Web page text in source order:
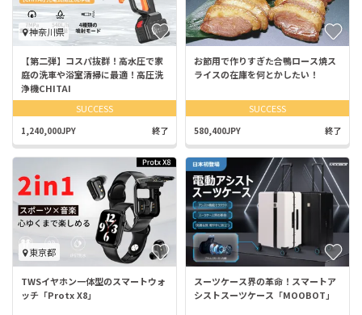
神奈川県
【第二弾】コスパ抜群！高水圧で家
庭の洗車や浴室清掃に最適！高圧洗
浄機CHITAI
SUCCESS
1,240,000JPY 終了
お節用で作りすぎた合鴨ロース焼ス
ライスの在庫を何とかしたい！
SUCCESS
580,400JPY 終了
東京都
TWSイヤホン一体型のスマートウォ
ッチ「Protx X8」
スーツケース界の革命！スマートア
シストスーツケース「MOOBOT」